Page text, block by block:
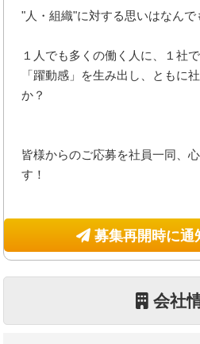
"人・組織"に対する思いはなんで
１人でも多くの働く人に、１社
「躍動感」を生み出し、ともに
か？
皆様からのご応募を社員一同、
す！
募集再開時に通
会社